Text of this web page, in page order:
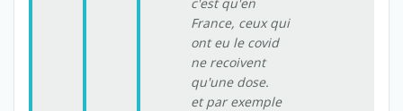
France, ceux qui
ont eu le covid
ne recoivent
qu'une dose.
et par exemple